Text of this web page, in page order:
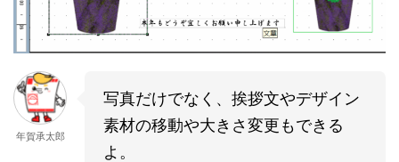
年賀承太郎
写真だけでなく、挨拶文やデザイン
素材の移動や大きさ変更もできる
よ。